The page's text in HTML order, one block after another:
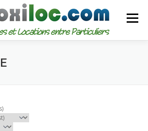
Menu
AJOUTER UNE ANNONCE